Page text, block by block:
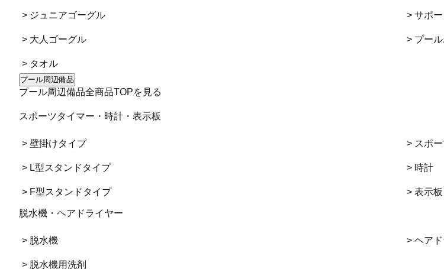
> ジュニアゴーグル
> 大人ゴーグル
> タオル
> サポ
> プー
プール周辺備品
プール周辺備品全商品TOPを見る
スポーツタイマー・時計・表示板
> 壁掛けタイプ
> L型スタンドタイプ
> F型スタンドタイプ
> スポ
> 時計
> 表示板
脱水機・ヘアドライヤー
> 脱水機
> 脱水機用洗剤
> ヘア